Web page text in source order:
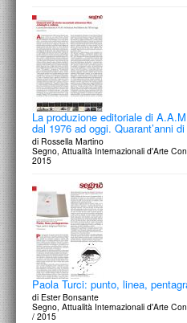
La produzione editoriale di
dal 1976 ad oggi. Quarant’anni
di Rossella Martino
Segno, Attualità Internazionali d'Arte
2015
Paola Turci: punto, linea,
di Ester Bonsante
Segno, Attualità Internazionali d'Arte
/ 2015